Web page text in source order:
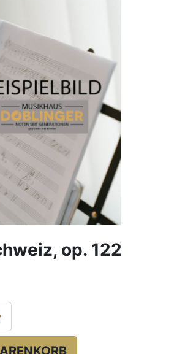
op. 122